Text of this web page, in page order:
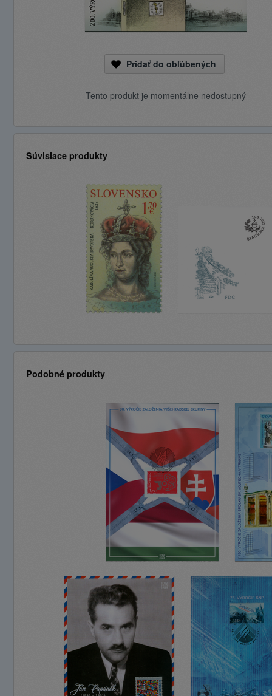
Pridať do obľúbených
Tento produkt je momentálne nedostupný
Súvisiace produkty
Podobné produkty